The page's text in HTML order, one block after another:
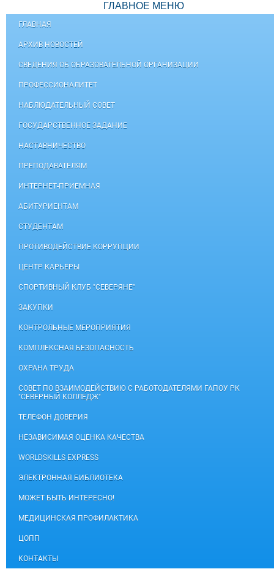
ГЛАВНОЕ МЕНЮ
ГЛАВНАЯ
АРХИВ НОВОСТЕЙ
СВЕДЕНИЯ ОБ ОБРАЗОВАТЕЛЬНОЙ ОРГАНИЗАЦИИ
ПРОФЕССИОНАЛИТЕТ
НАБЛЮДАТЕЛЬНЫЙ СОВЕТ
ГОСУДАРСТВЕННОЕ ЗАДАНИЕ
НАСТАВНИЧЕСТВО
ПРЕПОДАВАТЕЛЯМ
ИНТЕРНЕТ-ПРИЕМНАЯ
АБИТУРИЕНТАМ
СТУДЕНТАМ
ПРОТИВОДЕЙСТВИЕ КОРРУПЦИИ
ЦЕНТР КАРЬЕРЫ
СПОРТИВНЫЙ КЛУБ "СЕВЕРЯНЕ"
ЗАКУПКИ
КОНТРОЛЬНЫЕ МЕРОПРИЯТИЯ
КОМПЛЕКСНАЯ БЕЗОПАСНОСТЬ
ОХРАНА ТРУДА
СОВЕТ ПО ВЗАИМОДЕЙСТВИЮ С РАБОТОДАТЕЛЯМИ ГАПОУ РК
"СЕВЕРНЫЙ КОЛЛЕДЖ"
ТЕЛЕФОН ДОВЕРИЯ
НЕЗАВИСИМАЯ ОЦЕНКА КАЧЕСТВА
WORLDSKILLS EXPRESS
ЭЛЕКТРОННАЯ БИБЛИОТЕКА
МОЖЕТ БЫТЬ ИНТЕРЕСНО!
МЕДИЦИНСКАЯ ПРОФИЛАКТИКА
ЦОПП
КОНТАКТЫ